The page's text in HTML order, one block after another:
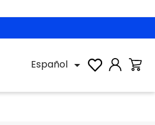
Español 